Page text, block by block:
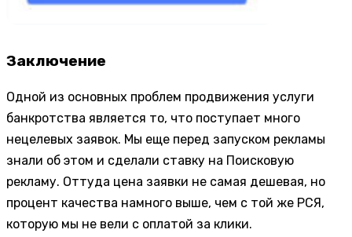
Заключение
Одной из основных проблем продвижения услуги
банкротства является то, что поступает много
нецелевых заявок. Мы еще перед запуском рекламы
знали об этом и сделали ставку на Поисковую
рекламу. Оттуда цена заявки не самая дешевая, но
процент качества намного выше, чем с той же РСЯ,
которую мы не вели с оплатой за клики.